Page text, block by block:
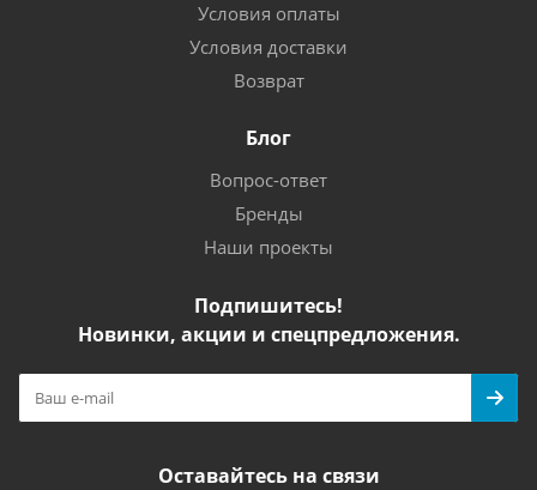
Условия оплаты
Условия доставки
Возврат
Блог
Вопрос-ответ
Бренды
Наши проекты
Подпишитесь!
Новинки, акции и спецпредложения.
Оставайтесь на связи